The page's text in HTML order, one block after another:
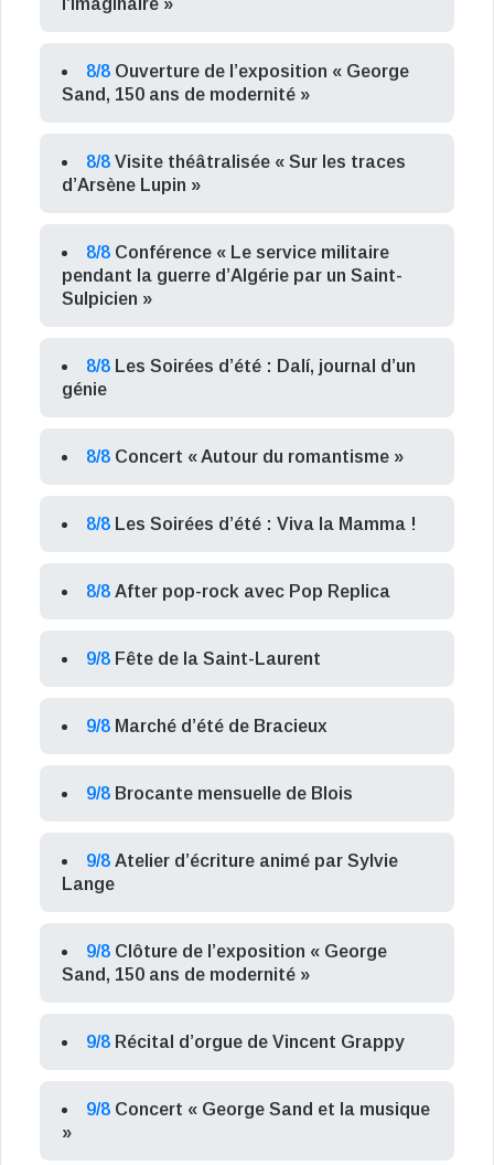
l’imaginaire »
8/8 Ouverture de l’exposition « George
Sand, 150 ans de modernité »
8/8 Visite théâtralisée « Sur les traces
d’Arsène Lupin »
8/8 Conférence « Le service militaire
pendant la guerre d’Algérie par un Saint-
Sulpicien »
8/8 Les Soirées d’été : Dalí, journal d’un
génie
8/8 Concert « Autour du romantisme »
8/8 Les Soirées d’été : Viva la Mamma !
8/8 After pop-rock avec Pop Replica
9/8 Fête de la Saint-Laurent
9/8 Marché d’été de Bracieux
9/8 Brocante mensuelle de Blois
9/8 Atelier d’écriture animé par Sylvie
Lange
9/8 Clôture de l’exposition « George
Sand, 150 ans de modernité »
9/8 Récital d’orgue de Vincent Grappy
9/8 Concert « George Sand et la musique
»